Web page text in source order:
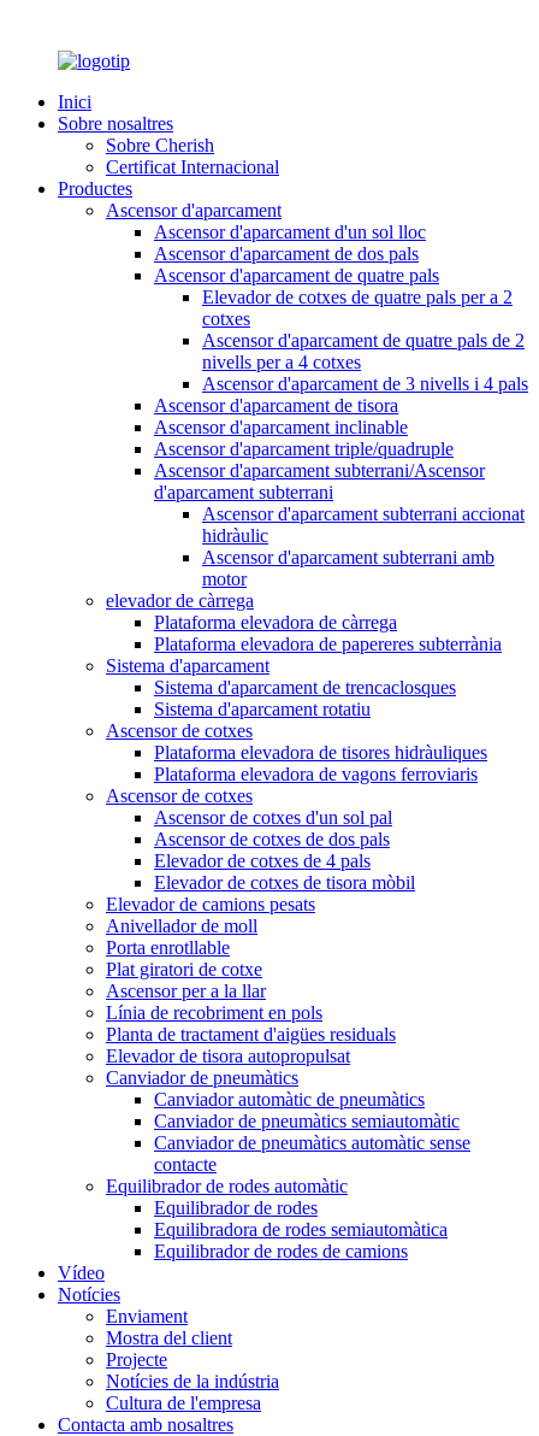
Inici
Sobre nosaltres
Sobre Cherish
Certificat Internacional
Productes
Ascensor d'aparcament
Ascensor d'aparcament d'un sol lloc
Ascensor d'aparcament de dos pals
Ascensor d'aparcament de quatre pals
Elevador de cotxes de quatre pals per a 2
cotxes
Ascensor d'aparcament de quatre pals de 2
nivells per a 4 cotxes
Ascensor d'aparcament de 3 nivells i 4 pals
Ascensor d'aparcament de tisora
Ascensor d'aparcament inclinable
Ascensor d'aparcament triple/quadruple
Ascensor d'aparcament subterrani/Ascensor
d'aparcament subterrani
Ascensor d'aparcament subterrani accionat
hidràulic
Ascensor d'aparcament subterrani amb
motor
elevador de càrrega
Plataforma elevadora de càrrega
Plataforma elevadora de papereres subterrània
Sistema d'aparcament
Sistema d'aparcament de trencaclosques
Sistema d'aparcament rotatiu
Ascensor de cotxes
Plataforma elevadora de tisores hidràuliques
Plataforma elevadora de vagons ferroviaris
Ascensor de cotxes
Ascensor de cotxes d'un sol pal
Ascensor de cotxes de dos pals
Elevador de cotxes de 4 pals
Elevador de cotxes de tisora ​​mòbil
Elevador de camions pesats
Anivellador de moll
Porta enrotllable
Plat giratori de cotxe
Ascensor per a la llar
Línia de recobriment en pols
Planta de tractament d'aigües residuals
Elevador de tisora ​​autopropulsat
Canviador de pneumàtics
Canviador automàtic de pneumàtics
Canviador de pneumàtics semiautomàtic
Canviador de pneumàtics automàtic sense
contacte
Equilibrador de rodes automàtic
Equilibrador de rodes
Equilibradora de rodes semiautomàtica
Equilibrador de rodes de camions
Vídeo
Notícies
Enviament
Mostra del client
Projecte
Notícies de la indústria
Cultura de l'empresa
Contacta amb nosaltres